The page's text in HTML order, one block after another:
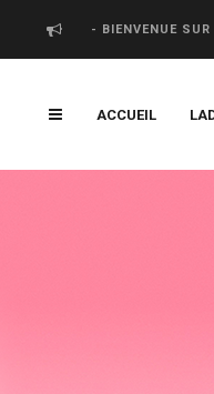
- BIENVENUE
ACCUEIL